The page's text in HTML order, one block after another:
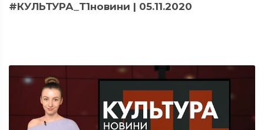
#КУЛЬТУРА_Т1новини | 05.11.2020